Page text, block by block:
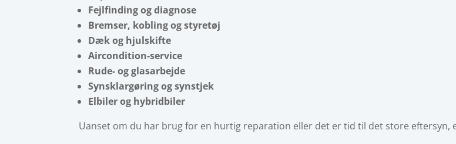
Fejlfinding og diagnose
Bremser, kobling og styretøj
Dæk og hjulskifte
Aircondition-service
Rude- og glasarbejde
Synsklargøring og synstjek
Elbiler og hybridbiler
Uanset om du har brug for en hurtig reparation eller det er tid til det store eftersyn,